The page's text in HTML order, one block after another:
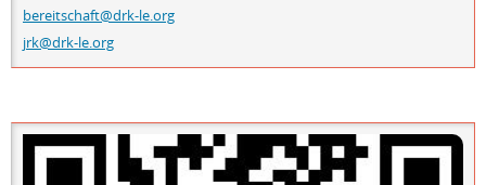
bereitschaft@drk-le.org
jrk@drk-le.org